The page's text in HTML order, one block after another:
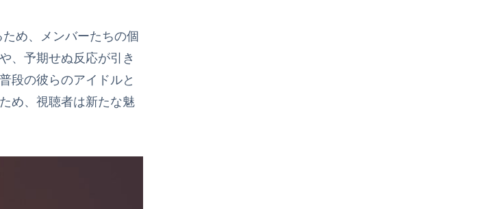
め、メンバーたちの個
、予期せぬ反応が引き
段の彼らのアイドルと
め、視聴者は新たな魅